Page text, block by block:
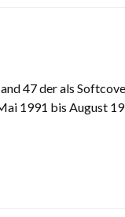
47 der als
1991 bis August